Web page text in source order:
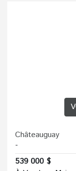
Châteauguay
-
539 000 $